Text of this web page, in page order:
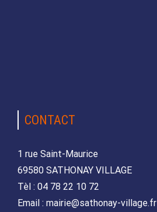
CONTACT
1 rue Saint-Maurice
69580 SATHONAY VILLAGE
Tèl : 04 78 22 10 72
Email : mairie@sathonay-village.fr